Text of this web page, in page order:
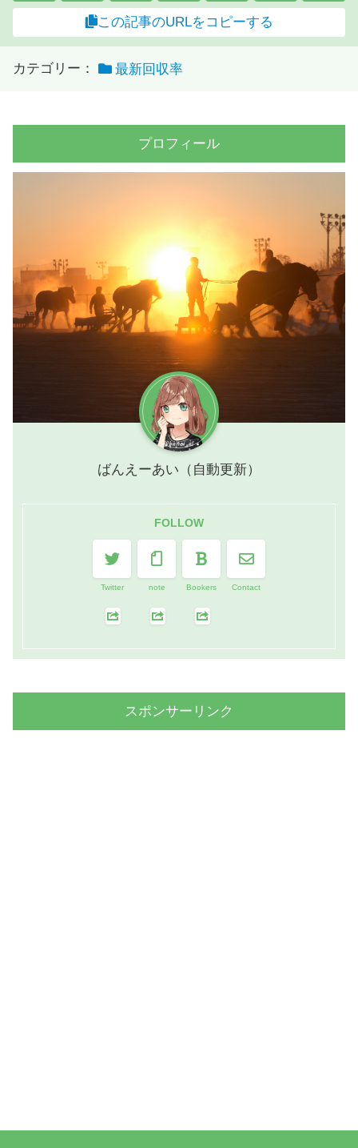
この記事のURLをコピーする
カテゴリー： 最新回収率
プロフィール
ばんえーあい（自動更新）
FOLLOW
Twitter note Bookers Contact
スポンサーリンク